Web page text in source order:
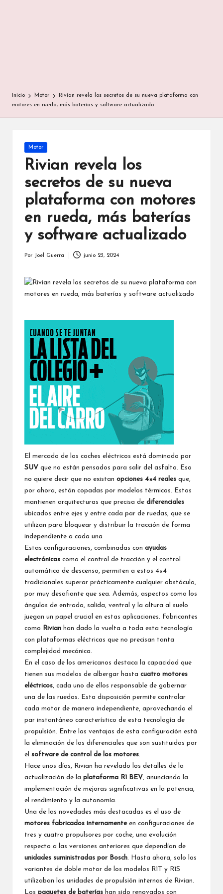
Inicio Motor
Rivian revela los secretos de su nueva plataforma con
motores en rueda, más baterías y software actualizado
Publicada
en
Motor
Rivian revela los
secretos de su nueva
plataforma con motores
en rueda, más baterías
y software actualizado
Por Joel Guerra junio 23, 2024
El mercado de los coches eléctricos está dominado por
SUV que no están pensados para salir del asfalto. Eso
no quiere decir que no existan opciones 4×4 reales que,
por ahora, están copadas por modelos térmicos. Estos
mantienen arquitecturas que precisa de diferenciales
ubicados entre ejes y entre cada par de ruedas, que se
utilizan para bloquear y distribuir la tracción de forma
independiente a cada una
Estas configuraciones, combinadas con ayudas
electrónicas como el control de tracción y el control
automático de descenso, permiten a estos 4×4
tradicionales superar prácticamente cualquier obstáculo,
por muy desafiante que sea. Además, aspectos como los
ángulos de entrada, salida, ventral y la altura al suelo
juegan un papel crucial en estas aplicaciones. Fabricantes
como
Rivian han dado la vuelta a toda esta tecnología
con plataformas eléctricas que no precisan tanta
complejidad mecánica.
En el caso de los americanos destaca la capacidad que
tienen sus modelos de albergar hasta cuatro motores
eléctricos , cada uno de ellos responsable de gobernar
una de las ruedas. Esta disposición permite controlar
cada motor de manera independiente, aprovechando el
par instantáneo característico de esta tecnología de
propulsión. Entre las ventajas de esta configuración está
la eliminación de los diferenciales que son sustituidos por
el software de control de los motores
Hace unos días, Rivian ha revelado los detalles de la
actualización de la plataforma R1 BEV , anunciando la
implementación de mejoras significativas en la potencia,
el rendimiento y la autonomía.
Una de las novedades más destacadas es el uso de
motores fabricados internamenteen configuraciones de
tres y cuatro propulsores por coche, una evolución
respecto a las versiones anteriores que dependían de
unidades suministradas por Bosch . Hasta ahora, solo las
variantes de doble motor de los modelos R1T y R1S
utilizaban las unidades de propulsión internas de Rivian.
Los paquetes de baterías han sido renovados con